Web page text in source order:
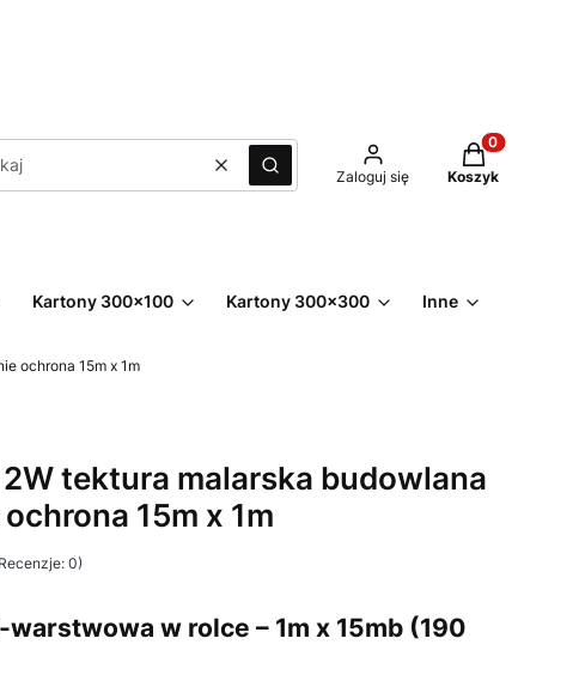
WyczyśćSzukaj Zaloguj się
Produkty w
Koszyk
Kartony 300x100 Kartony 300x300 Inne
ochrona 15m x 1m
tektura malarska budowlana
15m x 1m
0)
w rolce – 1m x 15mb (190